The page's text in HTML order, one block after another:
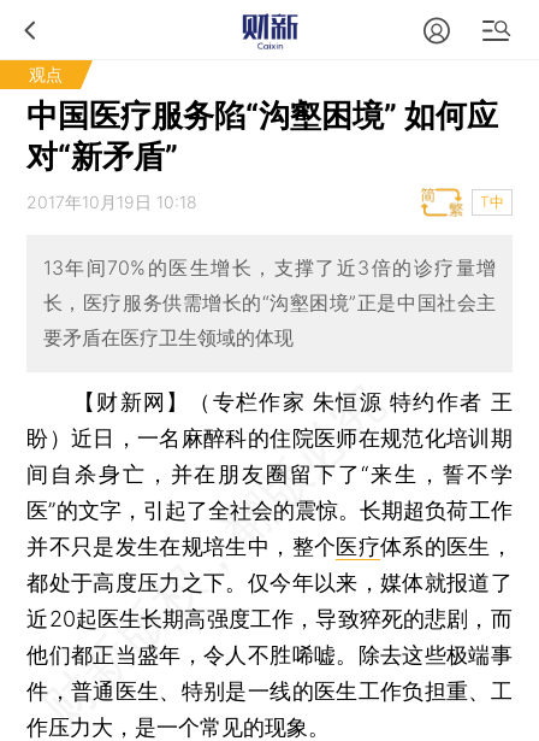
观点
中国医疗服务陷“沟壑困境” 如何应
对“新矛盾”
2017年10月19日 10:18 T中
13年间70%的医生增长，支撑了近3倍的诊疗量增
长，医疗服务供需增长的“沟壑困境”正是中国社会主
要矛盾在医疗卫生领域的体现
【财新网】（专栏作家 朱恒源 特约作者 王
盼）近日，一名麻醉科的住院医师在规范化培训期
间自杀身亡，并在朋友圈留下了“来生，誓不学
医”的文字，引起了全社会的震惊。长期超负荷工作
并不只是发生在规培生中，整个医疗体系的医生，
都处于高度压力之下。仅今年以来，媒体就报道了
近20起医生长期高强度工作，导致猝死的悲剧，而
他们都正当盛年，令人不胜唏嘘。除去这些极端事
件，普通医生、特别是一线的医生工作负担重、工
作压力大，是一个常见的现象。